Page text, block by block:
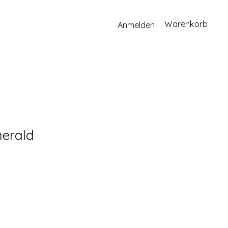
Warenkorb
Anmelden